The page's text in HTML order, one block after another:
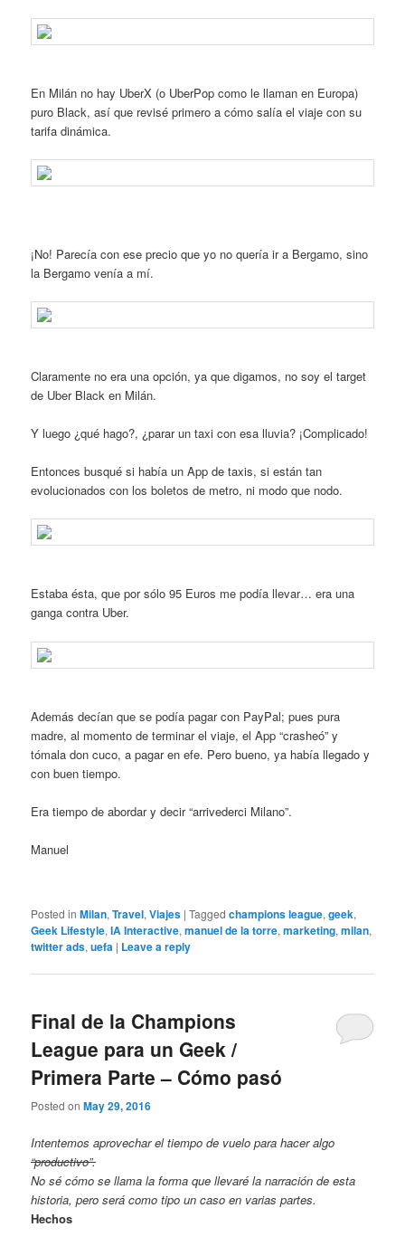
En Milán no hay UberX (o UberPop como le llaman en Europa)
puro Black, así que revisé primero a cómo salía el viaje con su
tarifa dinámica.
¡No! Parecía con ese precio que yo no quería ir a Bergamo, sino
la Bergamo venía a mí.
Claramente no era una opción, ya que digamos, no soy el target
de Uber Black en Milán.
Y luego ¿qué hago?, ¿parar un taxi con esa lluvia? ¡Complicado!
Entonces busqué si había un App de taxis, si están tan
evolucionados con los boletos de metro, ni modo que nodo.
Estaba ésta, que por sólo 95 Euros me podía llevar… era una
ganga contra Uber.
Además decían que se podía pagar con PayPal; pues pura
madre, al momento de terminar el viaje, el App “crasheó” y
tómala don cuco, a pagar en efe. Pero bueno, ya había llegado y
con buen tiempo.
Era tiempo de abordar y decir “arrivederci Milano”.
Manuel
Posted in Milan,Travel,Viajes |Tagged champions league,geek,
Geek Lifestyle,IA Interactive,manuel de la torre,marketing,milan,
twitter ads,uefa | Leave a reply
Final de la Champions
League para un Geek /
Primera Parte – Cómo pasó
Posted onMay 29, 2016
Intentemos aprovechar el tiempo de vuelo para hacer algo
“productivo”.
No sé cómo se llama la forma que llevaré la narración de esta
historia, pero será como tipo un caso en varias partes.
Hechos